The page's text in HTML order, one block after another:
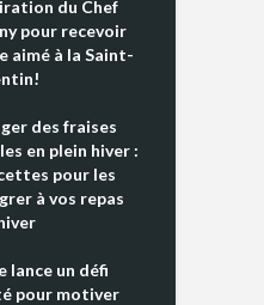
du Chef
pour recevoir
aimé à la Saint-
des fraises
en plein hiver :
pour les
à vos repas
lance un défi
pour motiver